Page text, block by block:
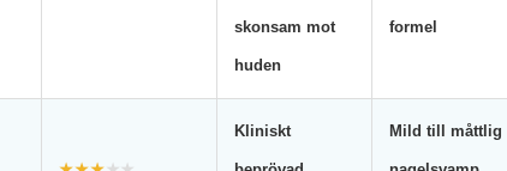
skonsam mot
huden
formel
Kliniskt Mild till måttlig